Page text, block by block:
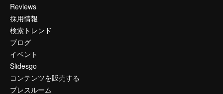
Reviews
採用情報
検索トレンド
ブログ
イベント
Slidesgo
コンテンツを販売する
プレスルーム